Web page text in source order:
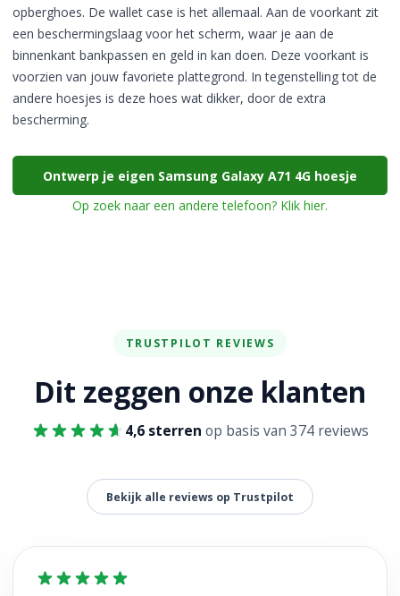
opberghoes. De wallet case is het allemaal. Aan de voorkant zit
een beschermingslaag voor het scherm, waar je aan de
binnenkant bankpassen en geld in kan doen. Deze voorkant is
voorzien van jouw favoriete plattegrond. In tegenstelling tot de
andere hoesjes is deze hoes wat dikker, door de extra
bescherming.
Ontwerp je eigen Samsung Galaxy A71 4G hoesje
Op zoek naar een andere telefoon? Klik hier.
TRUSTPILOT REVIEWS
Dit zeggen onze klanten
4,6 sterren op basis van 374 reviews
Bekijk alle reviews op Trustpilot